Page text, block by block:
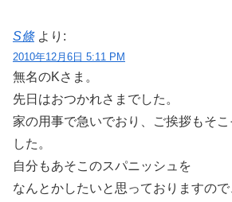
S條 より:
2010年12月6日 5:11 PM
無名のKさま。
先日はおつかれさまでした。
家の用事で急いでおり、ご挨拶もそ
した。
自分もあそこのスパニッシュを
なんとかしたいと思っておりますので